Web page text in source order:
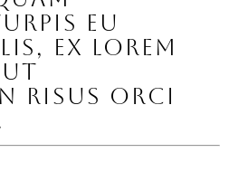
eu
ex lorem
ut
risus orci